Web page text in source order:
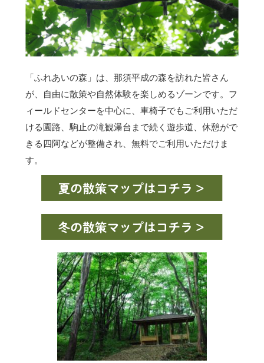
「ふれあいの森」は、那須平成の森を訪れた皆さん
が、自由に散策や自然体験を楽しめるゾーンです。フ
ィールドセンターを中心に、車椅子でもご利用いただ
ける園路、駒止の滝観瀑台まで続く遊歩道、休憩がで
きる四阿などが整備され、無料でご利用いただけま
す。